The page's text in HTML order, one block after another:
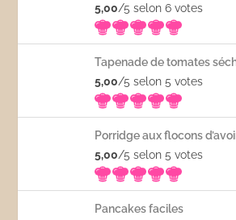
5,00/5 selon 6votes
Tapenade de tomates
5,00/5 selon 5votes
5,00/5 selon 5votes
Pancakes faciles